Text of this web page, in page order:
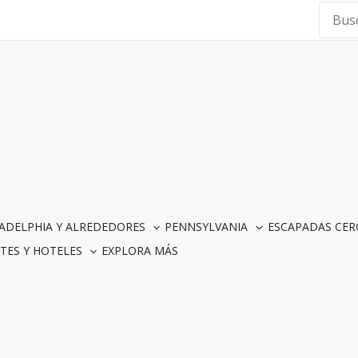
Search
for:
Y ALREDEDORES PENNSYLVANIA
ESCAPADAS
Y HOTELES
EXPLORA MÁS